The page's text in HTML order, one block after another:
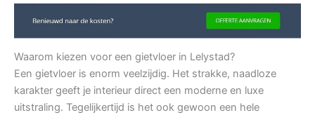
Waarom kiezen voor een gietvloer in Lelystad?
Een gietvloer is enorm veelzijdig. Het strakke, naadloze
karakter geeft je interieur direct een moderne en luxe
uitstraling. Tegelijkertijd is het ook gewoon een hele